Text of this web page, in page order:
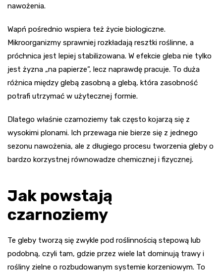
nawożenia.
Wapń pośrednio wspiera też życie biologiczne.
Mikroorganizmy sprawniej rozkładają resztki roślinne, a
próchnica jest lepiej stabilizowana. W efekcie gleba nie tylko
jest żyzna „na papierze”, lecz naprawdę pracuje. To duża
różnica między glebą zasobną a glebą, która zasobność
potrafi utrzymać w użytecznej formie.
Dlatego właśnie czarnoziemy tak często kojarzą się z
wysokimi plonami. Ich przewaga nie bierze się z jednego
sezonu nawożenia, ale z długiego procesu tworzenia gleby o
bardzo korzystnej równowadze chemicznej i fizycznej.
Jak powstają
czarnoziemy
Te gleby tworzą się zwykle pod roślinnością stepową lub
podobną, czyli tam, gdzie przez wiele lat dominują trawy i
rośliny zielne o rozbudowanym systemie korzeniowym. To